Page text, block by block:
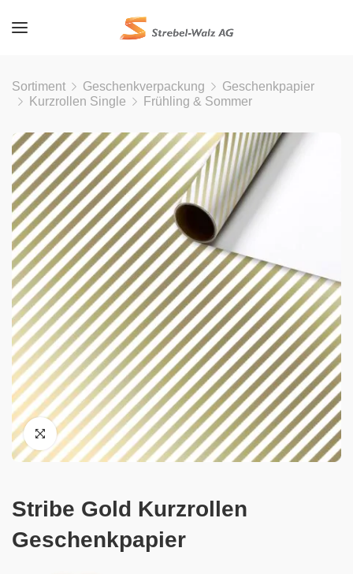
Sortiment Geschenkverpackung
Geschenkpapier
Kurzrollen Single
Frühling & Sommer
Stribe Gold Kurzrollen
Geschenkpapier